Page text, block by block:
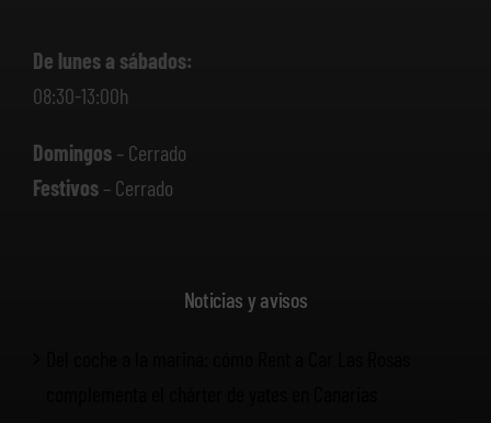
De lunes a sábados:
08:30-13:00h
Domingos– Cerrado
Festivos– Cerrado
Noticias y avisos